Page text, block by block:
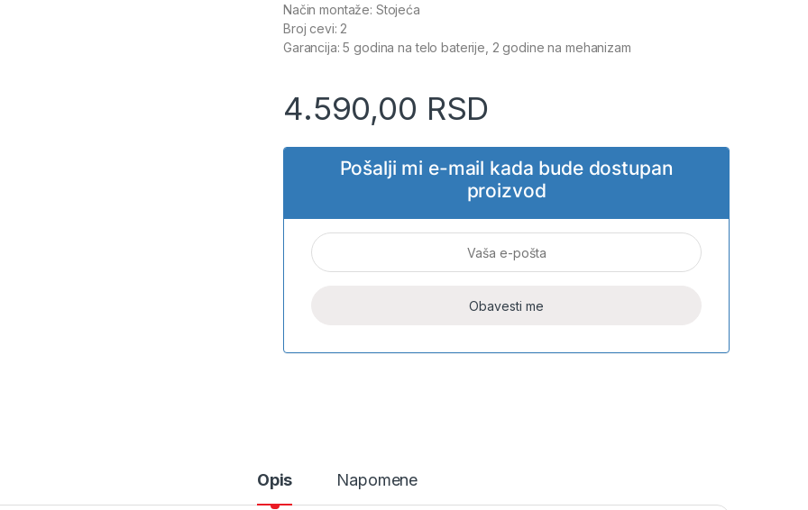
Način montaže: Stojeća
Broj cevi: 2
Garancija: 5 godina na telo baterije, 2 godine na mehanizam
4.590,00 RSD
Pošalji mi e-mail kada bude dostupan
proizvod
Opis Napomene